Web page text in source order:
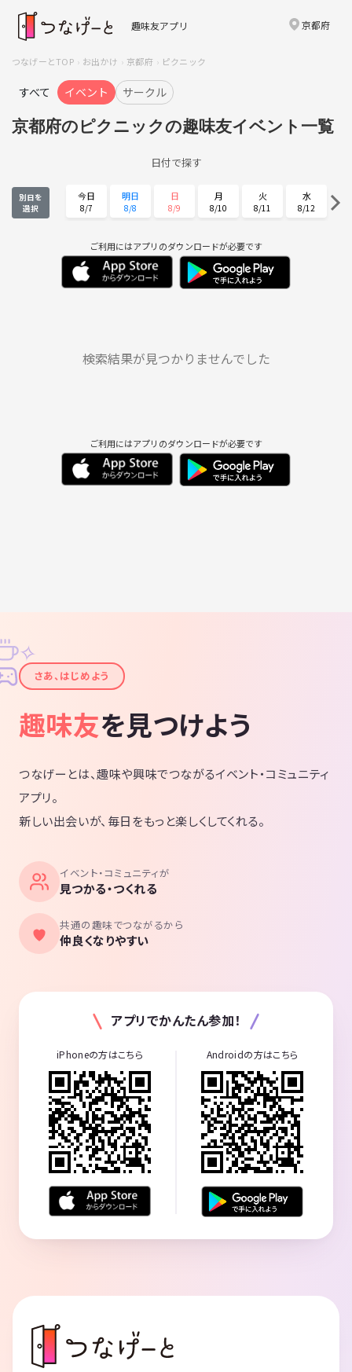
趣味友アプリ 京都府
つなげーとTOP お出かけ 京都府 ピクニック
すべて イベント サークル
京都府のピクニックの趣味友イベント一覧
日付で探す
別日を
選択
今日
8/7
明日
8/8
日
8/9
月
8/10
火
8/11
水
8/12
8/13 8/14 8/15 8/16 8/17
水
8/19
木
8/20
土
8/22
日
8/23
8/31 9/1 9/2 9/3 9/4
ご利用にはアプリのダウンロードが必要です
検索結果が見つかりませんでした
ご利用にはアプリのダウンロードが必要です
✦
✧
さあ、はじめよう
趣味友を見つけよう
つなげーとは、趣味や興味でつながるイベント・コミュニティ
アプリ。
新しい出会いが、毎日をもっと楽しくしてくれる。
イベント・コミュニティが
見つかる・つくれる
共通の趣味でつながるから
仲良くなりやすい
アプリでかんたん参加！
iPhoneの方はこちら Androidの方はこちら